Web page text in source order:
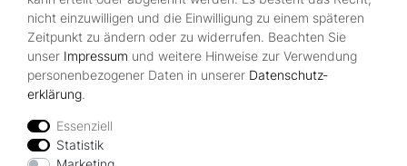
Rechtliches
Widerrufsrecht
Impressum
Datenschutzerklärung
AGB
Vertrag widerrufen
nicht einzuwilligen und die Einwilligung zu einem späteren
Zeitpunkt zu ändern oder zu widerrufen. Beachten Sie
unser Impressum und weitere Hinweise zur Verwendung
personenbezogener Daten in unserer Daten­schutz­
erklärung.
Essenziell
Statistik